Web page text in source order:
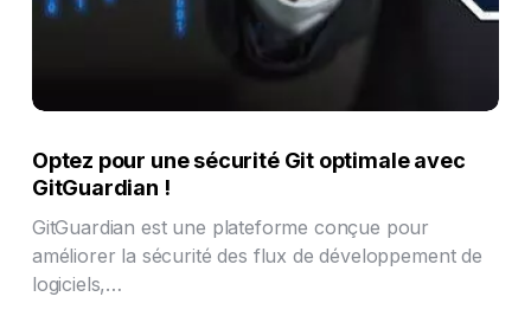
Optez pour une sécurité Git optimale avec
GitGuardian !
GitGuardian est une plateforme conçue pour
améliorer la sécurité des flux de développement de
logiciels,…